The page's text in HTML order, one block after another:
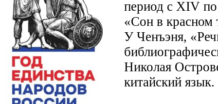
период с XIV
«Сон в красном
У Ченъэня,
Николая
китайский язык.